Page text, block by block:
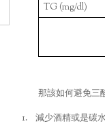
TG (mg/dl)
那該如何避免三
1. 減少酒精或是碳